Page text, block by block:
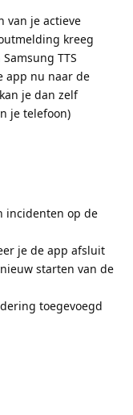
van je actieve
kreeg
TTS
app nu naar de
je dan zelf
je telefoon)
incidenten op de
je de app afsluit
starten van de
toegevoegd